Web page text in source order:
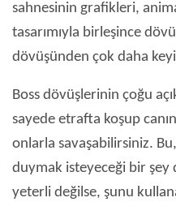
sahnesinin grafikleri,
tasarımıyla birleşince
dövüşünden çok daha
Boss dövüşlerinin çoğu
sayede etrafta koşup
onlarla savaşabilirsiniz.
duymak isteyeceği bir şey
yeterli değilse, şunu